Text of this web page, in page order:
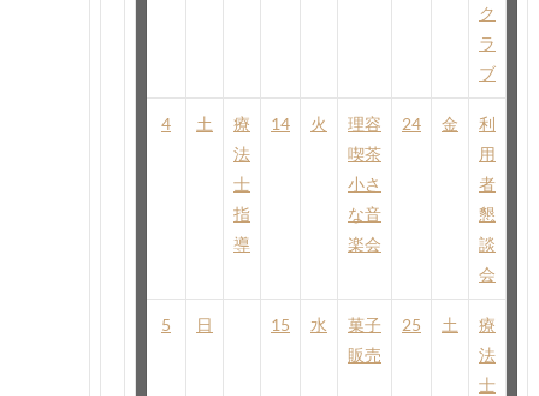
ク
ラ
ブ
4 土
療
法
士
指
導
14 火
理容
喫茶
小さ
な音
楽会
24 金
利
用
者
懇
談
会
5 日 15 水
菓子
販売
25 土
療
法
士